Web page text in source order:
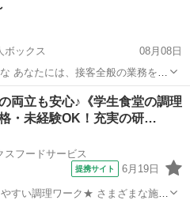
ボックス
08月08日
あなたには、接客全般の業務をお
案内 お水の提供 料理の配膳 お
カウンター席のみなので移動が少
両立も安心♪《学生食堂の調理
・未経験OK！充実の研…
スフードサービス
提携サイト 6月19日
ワーク★ さまざまな施設